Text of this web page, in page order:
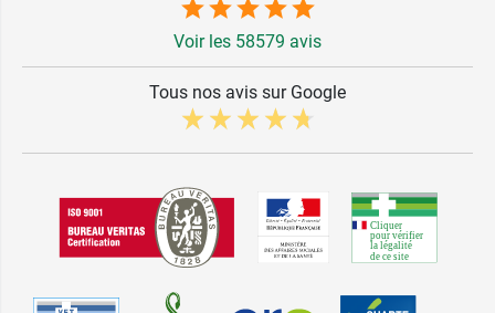
Voir les 58579 avis
Tous nos avis sur Google